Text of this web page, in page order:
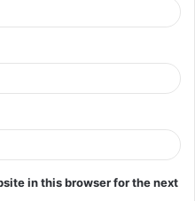
in this browser for the next